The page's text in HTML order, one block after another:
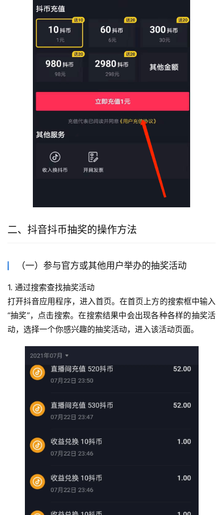
二、抖音抖币抽奖的操作方法
（一）参与官方或其他用户举办的抽奖活动
1. 通过搜索查找抽奖活动
打开抖音应用程序，进入首页。在首页上方的搜索框中输入
“抽奖”，点击搜索。在搜索结果中会出现各种各样的抽奖活
动，选择一个你感兴趣的抽奖活动，进入该活动页面。